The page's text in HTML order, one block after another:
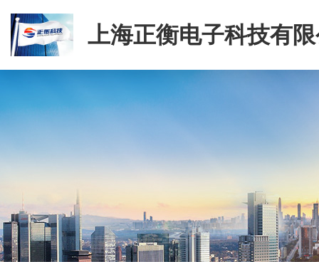
上海正衡电子科技有